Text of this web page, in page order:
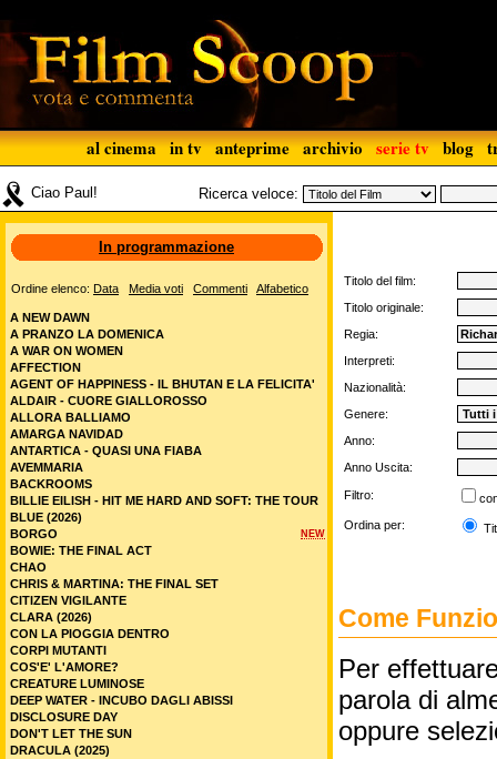
al cinema in tv anteprime archivio serie tv blog
Ciao Paul! Ricerca veloce:
Titolo del film:
Titolo originale:
Regia:
Interpreti:
Nazionalità:
Genere:
Anno:
Anno Uscita:
Filtro:
Ordina per:
Come
Per
parola di
oppure
In programmazione
Ordine elenco: Data Media voti Commenti Alfabetico
A NEW DAWN
A PRANZO LA DOMENICA
A WAR ON WOMEN
AFFECTION
AGENT OF HAPPINESS - IL BHUTAN E LA FELICITA'
ALDAIR - CUORE GIALLOROSSO
ALLORA BALLIAMO
AMARGA NAVIDAD
ANTARTICA - QUASI UNA FIABA
AVEMMARIA
BACKROOMS
BILLIE EILISH - HIT ME HARD AND SOFT: THE TOUR
BLUE (2026)
NEW
BORGO
BOWIE: THE FINAL ACT
CHAO
CHRIS & MARTINA: THE FINAL SET
CITIZEN VIGILANTE
CLARA (2026)
CON LA PIOGGIA DENTRO
CORPI MUTANTI
COS'E' L'AMORE?
CREATURE LUMINOSE
DEEP WATER - INCUBO DAGLI ABISSI
DISCLOSURE DAY
DON'T LET THE SUN
DRACULA (2025)